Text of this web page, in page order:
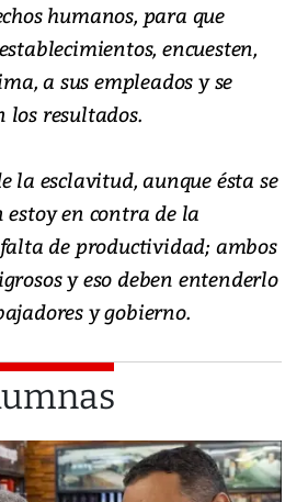
humanos, para que
encuesten,
a sus empleados y se
los resultados.
la esclavitud, aunque ésta se
en contra de la
de productividad; ambos
y eso deben entenderlo
y gobierno.